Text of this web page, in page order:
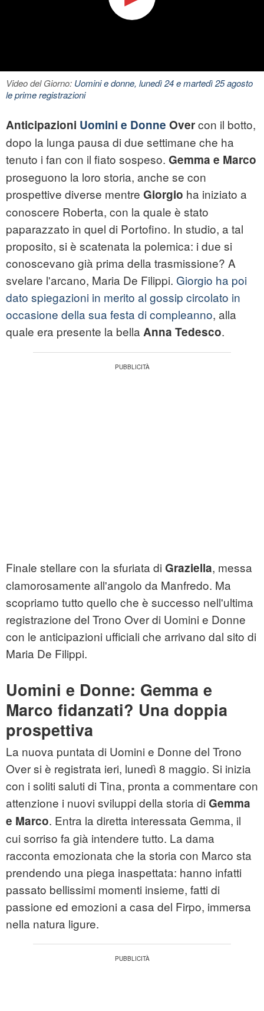
Video del Giorno: Uomini e donne, lunedì 24 e martedì 25 agosto
le prime registrazioni
Anticipazioni Uomini e Donne Overcon il botto,
dopo la lunga pausa di due settimane che ha
tenuto i fan con il fiato sospeso. Gemma e Marco
proseguono la loro storia, anche se con
prospettive diverse mentre Giorgio ha iniziato a
conoscere Roberta, con la quale è stato
paparazzato in quel di Portofino. In studio, a tal
proposito, si è scatenata la polemica: i due si
conoscevano già prima della trasmissione? A
svelare l'arcano, Maria De Filippi. Giorgio ha poi
dato spiegazioni in merito al gossip circolato in
occasione della sua festa di compleanno, alla
quale era presente la bella Anna Tedesco.
Finale stellare con la sfuriata di Graziella, messa
clamorosamente all'angolo da Manfredo. Ma
scopriamo tutto quello che è successo nell'ultima
registrazione del Trono Over di Uomini e Donne
con le anticipazioni ufficiali che arrivano dal sito di
Maria De Filippi.
Uomini e Donne: Gemma e
Marco fidanzati? Una doppia
prospettiva
La nuova puntata di Uomini e Donne del Trono
Over si è registrata ieri, lunedì 8 maggio. Si inizia
con i soliti saluti di Tina, pronta a commentare con
attenzione i nuovi sviluppi della storia di Gemma
e Marco. Entra la diretta interessata Gemma, il
cui sorriso fa già intendere tutto. La dama
racconta emozionata che la storia con Marco sta
prendendo una piega inaspettata: hanno infatti
passato bellissimi momenti insieme, fatti di
passione ed emozioni a casa del Firpo, immersa
nella natura ligure.